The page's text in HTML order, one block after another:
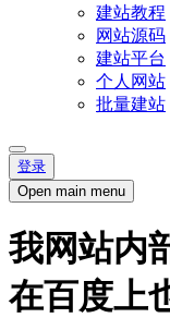
建站教程
网站源码
建站平台
个人网站
批量建站
登录
Open main menu
我网站内
在百度上